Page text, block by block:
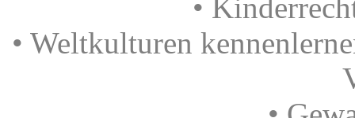
•
• Weltkulturen